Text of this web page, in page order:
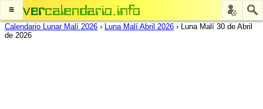
≡
Calendario Lunar Malí 2026 › Luna Malí Abril 2026 › Luna Malí 30 de Abril
de 2026